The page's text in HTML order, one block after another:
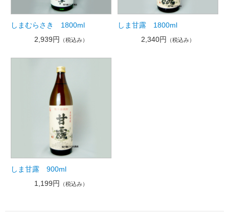
しまむらさき 1800ml
2,939円
（税込み）
しま甘露 1800ml
2,340円
（税込み）
しま甘露 900ml
1,199円
（税込み）